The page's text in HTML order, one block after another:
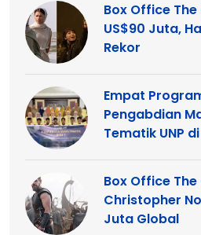
Box Office
US$90 Juta,
Rekor
Empat
Pengabdian
Tematik UNP
Box Office
Christopher
Juta Global